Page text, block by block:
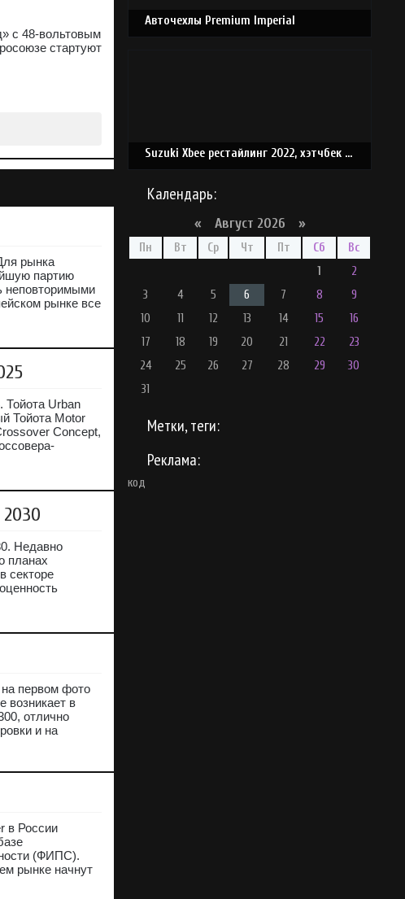
Авточехлы Premium Imperial
Suzuki Xbee рестайлинг 2022, хэтчбек 5 дв., 1 поколение, MN71S (07.2022 - н.в.)
Календарь:
« Август 2026 »
Пн Вт Ср Чт Пт Сб
Вс
1
2
3
4 5 6 7 8
9
10
11 12 13 14 15
16
17
18 19 20 21 22
23
24
25 26 27 28 29
30
31
Метки, теги:
Реклама:
код
с 48-вольтовым
стартуют
рынка
партию
неповторимыми
рынке все
Тойота Urban
Тойота Motor
Concept,
Недавно
планах
секторе
первом фото
возникает в
отлично
и на
в России
(ФИПС).
рынке начнут